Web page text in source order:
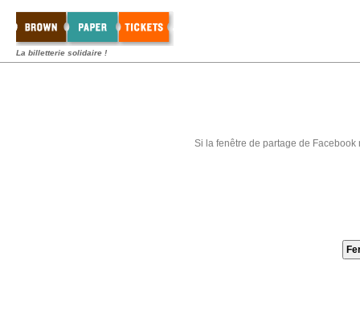
La billetterie solidaire !
Si la fenêtre de partage de